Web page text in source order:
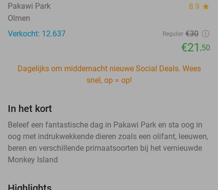
Pakawi Park 8.9 star
Olmen
Verkocht: 12.637
Regulier €30
€21 ,50
Dagelijks om middernacht nieuwe Social Deals. Wees
snel, op = op!
In het kort
Beleef een fantastische dag in Pakawi Park en sta oog in
oog met indrukwekkende dieren zoals een olifant, leeuwen,
beren en verschillende primaatsoorten bij het vernieuwde
Monkey Island